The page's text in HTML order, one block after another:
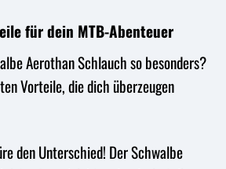
für dein MTB-Abenteuer
Aerothan Schlauch so besonders?
Vorteile, die dich überzeugen
den Unterschied! Der Schwalbe